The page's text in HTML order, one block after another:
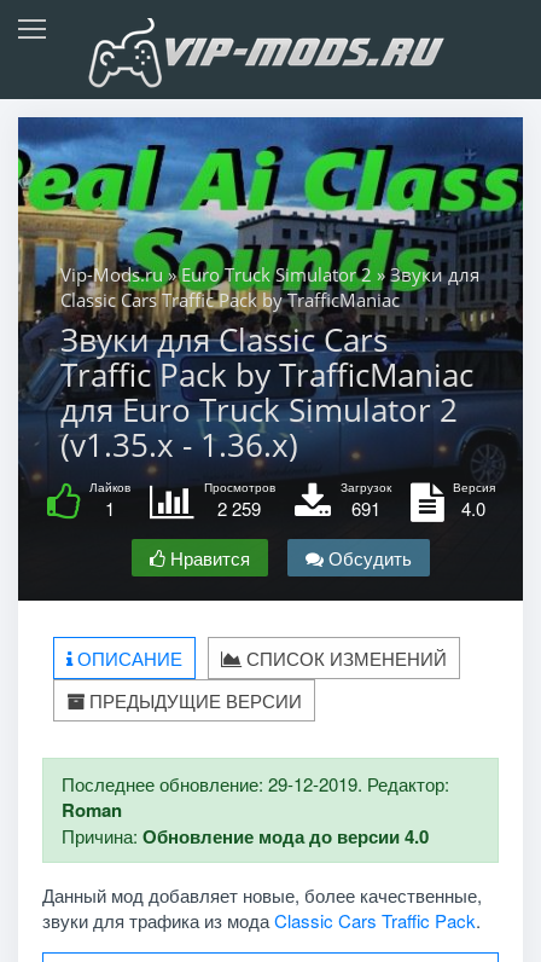
Vip-Mods.ru »Euro Truck Simulator 2 » Звуки для
Classic Cars Traffic Pack by TrafficManiac
Звуки для Classic Cars
Traffic Pack by TrafficManiac
для Euro Truck Simulator 2
(v1.35.x - 1.36.x)
Лайков
1
Просмотров
2 259
Загрузок
691
Версия
4.0
Нравится
Обсудить
ОПИСАНИЕ
СПИСОК ИЗМЕНЕНИЙ
ПРЕДЫДУЩИЕ ВЕРСИИ
Последнее обновление: 29-12-2019. Редактор:
Roman
Причина: Обновление мода до версии 4.0
Данный мод добавляет новые, более качественные,
звуки для трафика из модаClassic Cars Traffic Pack.